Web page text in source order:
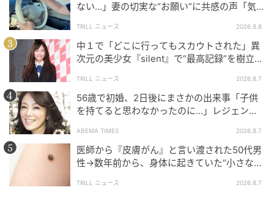
ない…」妻の切実な“お願い”に共感の声「気
TRILL ニュース 2026.8.8
中１で「どこに行ってもスカウトされた」異
次元の美少女『silent』で“最高記録”を樹立し
TRILL ニュース 2026.8.7
56歳で初婚、2日後にまさかの出来事「子供
を持てると思わなかったのに…」レジェンド
ABEMA TIMES 2026.8.7
医師から『皮膚がん』と言い渡された50代男
性→数年前から、身体に起きていた“小さな異
TRILL ニュース 2026.8.7